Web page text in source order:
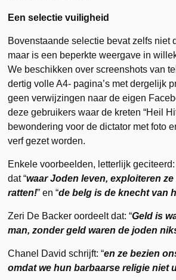
Een selectie vuiligheid
Bovenstaande selectie bevat zelfs niet
maar is een beperkte weergave in
We beschikken over screenshots van
dertig volle A4- pagina’s met dergelijk
geen verwijzingen naar de eigen
deze gebruikers waar de kreten “Heil
bewondering voor de dictator met foto
verf gezet worden.
Enkele voorbeelden, letterlijk
dat “waar Joden leven, exploiteren
ratten!” en “de belg is de knecht van
Zeri De Backer oordeelt dat: “Geld is
man, zonder geld waren de joden
Chanel David schrijft: “en ze bezien
omdat we hun barbaarse religie niet